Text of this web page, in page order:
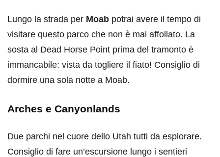
Lungo la strada per Moab potrai avere il tempo di
visitare questo parco che non è mai affollato. La
sosta al Dead Horse Point prima del tramonto è
immancabile: vista da togliere il fiato! Consiglio di
dormire una sola notte a Moab.
Arches e Canyonlands
Due parchi nel cuore dello Utah tutti da esplorare.
Consiglio di fare un’escursione lungo i sentieri